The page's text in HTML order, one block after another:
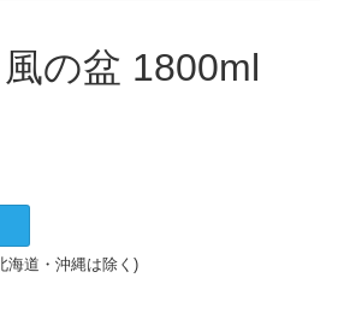
の盆 1800ml
海道・沖縄は除く)